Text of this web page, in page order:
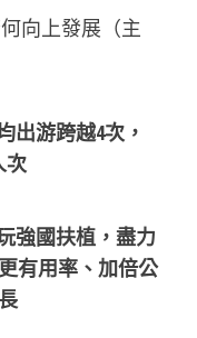
向上發展（主
出游跨越4次，
次
國扶植，盡力
有用率、加倍公